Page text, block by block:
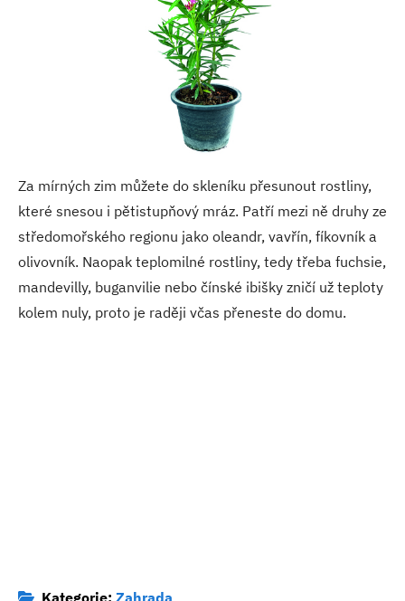
Za mírných zim můžete do skleníku přesunout rostliny,
které snesou i pětistupňový mráz. Patří mezi ně druhy ze
středomořského regionu jako oleandr, vavřín, fíkovník a
olivovník. Naopak teplomilné rostliny, tedy třeba fuchsie,
mandevilly, buganvilie nebo čínské ibišky zničí už teploty
kolem nuly, proto je raději včas přeneste do domu.
Kategorie: Zahrada